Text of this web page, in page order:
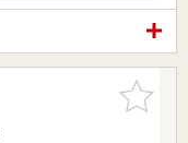
お気に入
りに追加